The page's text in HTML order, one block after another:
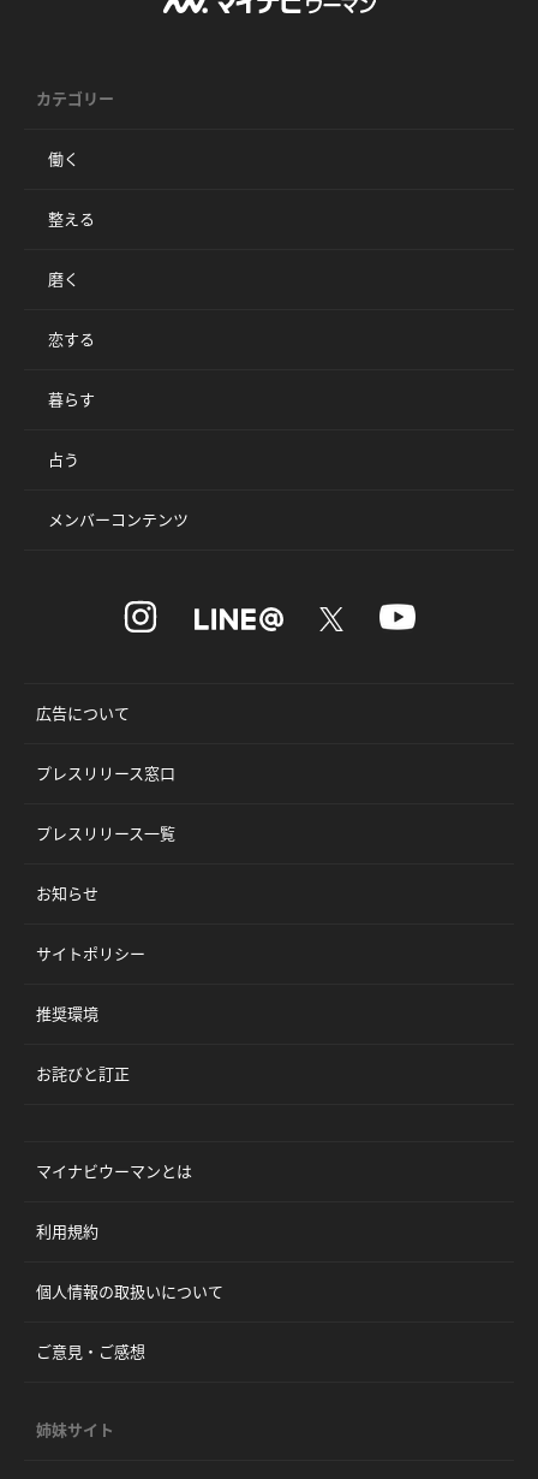
カテゴリー
働く
整える
磨く
恋する
暮らす
占う
メンバーコンテンツ
広告について
プレスリリース窓口
プレスリリース一覧
お知らせ
サイトポリシー
推奨環境
お詫びと訂正
マイナビウーマンとは
利用規約
個人情報の取扱いについて
ご意見・ご感想
姉妹サイト